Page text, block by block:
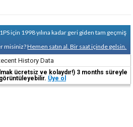
için 1998 yılına kadar geri giden tam geçmiş
misiniz?Hemen satın al. Bir saat içinde gelsin.
History Data
olmak ücretsiz ve kolaydır!) 3 months süreyle
Üye ol